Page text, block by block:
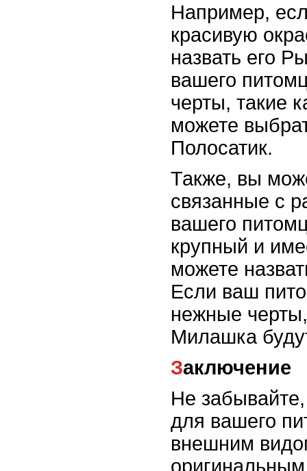
Например,
красивую
назвать его
вашего
черты, такие
можете
Полосатик.
Также, вы
связанные с
вашего
крупный и
можете
Если ваш
нежные
Милашка
Заключение
Не
для вашего
внешним